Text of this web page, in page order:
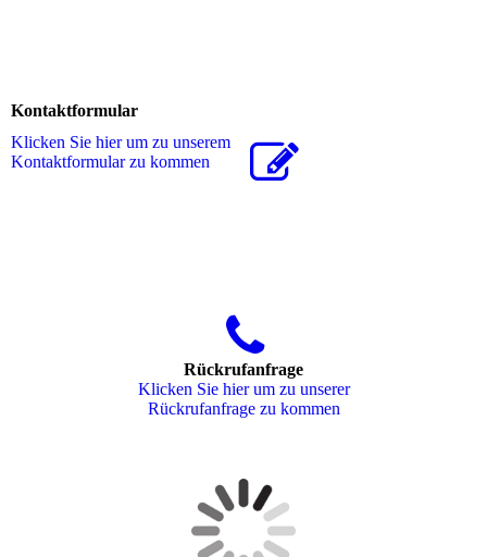
Kontaktformular
Klicken Sie hier um zu unserem
Kon­takt­for­mu­lar zu kommen
Rückrufanfrage
Klicken Sie hier um zu unserer
Rückrufanfrage zu kommen